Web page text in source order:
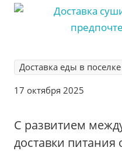
Доставка еды в
17 октября 2025
С развитием
доставки